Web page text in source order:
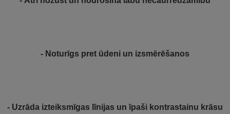
- Noturīgs pret ūdeni un izsmērēšanos
- Uzrāda izteiksmīgas līnijas un īpaši kontrastainu krāsu